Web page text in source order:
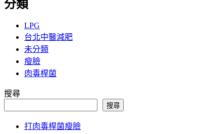
分類
LPG
台北中醫減肥
未分類
瘦臉
肉毒桿菌
搜尋
搜尋
打肉毒桿菌瘦臉